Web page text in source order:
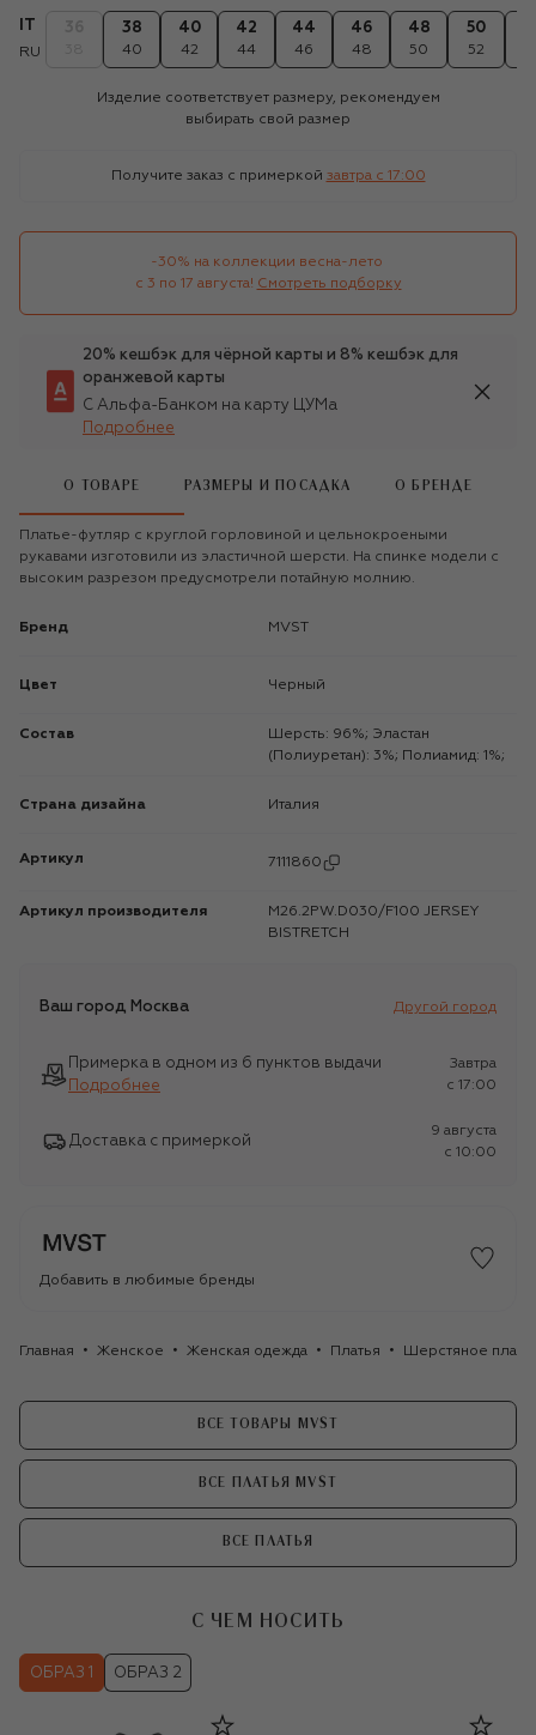
RU
38
40
40
42
42
44
44
46
46
48
48
50
50
52
Изделие соответствует размеру, рекомендуем
выбирать свой размер
Получите заказ с примеркой завтра c 17:00
-30% на коллекции весна-лето
с 3 по 17 августа! Смотреть подборку
20% кешбэк для чёрной карты и 8% кешбэк для
оранжевой карты
С Альфа-Банком на карту ЦУМа
Подробнее
О ТОВАРЕ РАЗМЕРЫ И ПОСАДКА О БРЕНДЕ
Платье-футляр с круглой горловиной и цельнокроеными
рукавами изготовили из эластичной шерсти. На спинке модели с
высоким разрезом предусмотрели потайную молнию.
Бренд MVST
Цвет Черный
Состав
Шерсть: 96%; Эластан
(Полиуретан): 3%; Полиамид: 1%;
Страна дизайна Италия
Артикул 7111860
Артикул производителя
M26.2PW.D030/F100 JERSEY
BISTRETCH
Ваш город Москва Другой город
Примерка в одном из 6 пунктов выдачи
Подробнее
Завтра
c 17:00
Доставка с примеркой
9 августа
c 10:00
Добавить в любимые бренды
Главная Женское Женская одежда Платья Шерстяное
ВСЕ ТОВАРЫ MVST
ВСЕ ПЛАТЬЯ MVST
ВСЕ ПЛАТЬЯ
С ЧЕМ НОСИТЬ
ОБРАЗ 1 ОБРАЗ 2